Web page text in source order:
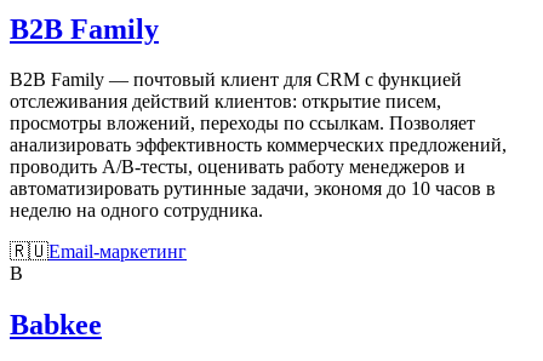
B2B Family
B2B Family — почтовый клиент для CRM с функцией
отслеживания действий клиентов: открытие писем,
просмотры вложений, переходы по ссылкам. Позволяет
анализировать эффективность коммерческих предложений,
проводить A/B-тесты, оценивать работу менеджеров и
автоматизировать рутинные задачи, экономя до 10 часов в
неделю на одного сотрудника.
🇷🇺Email-маркетинг
B
Babkee